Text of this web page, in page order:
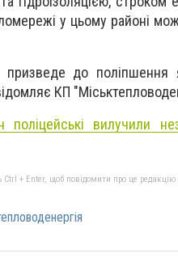
у цьому районі
до поліпшення
КП
вилучили
Ctrl + Enter, щоб повідомити про це редакцію